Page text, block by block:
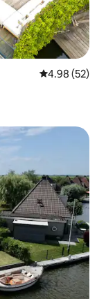
คะแนนเฉลี่ย
4.98 (52)